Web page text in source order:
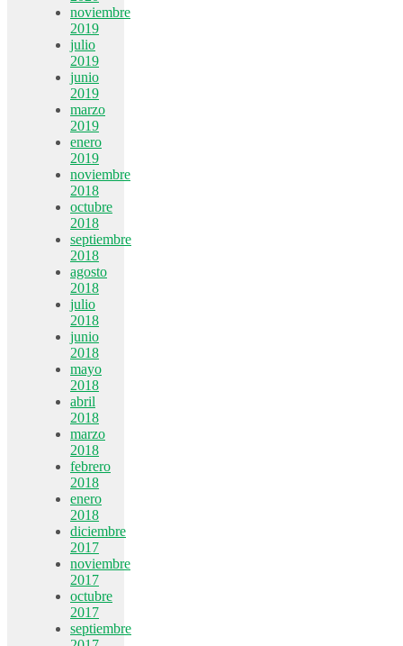
noviembre
2019
julio
2019
junio
2019
marzo
2019
enero
2019
noviembre
2018
octubre
2018
septiembre
2018
agosto
2018
julio
2018
junio
2018
mayo
2018
abril
2018
marzo
2018
febrero
2018
enero
2018
diciembre
2017
noviembre
2017
octubre
2017
septiembre